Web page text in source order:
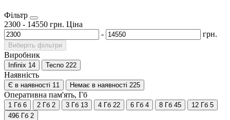
Фільтр
2300 - 14550 грн. Ціна
-
грн.
Виберіть фільтри
Виробник
Infinix 14 Tecno 222
Наявність
Є в наявності 11 Немає в наявності 225
Оперативна пам'ять, Гб
1 Гб 6 2 Гб 2 3 Гб 13 4 Гб 22 6 Гб 4 8 Гб 45 12 Гб 5
496 Гб 2